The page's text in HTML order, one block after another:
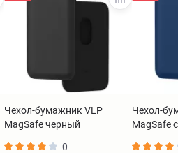
Чехол-бумажник VLP
MagSafe черный
0
Чехол-
MagSafe